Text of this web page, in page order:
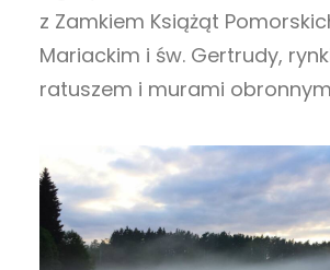
z Zamkiem Książąt
Mariackim i św. Gertrudy,
ratuszem i murami